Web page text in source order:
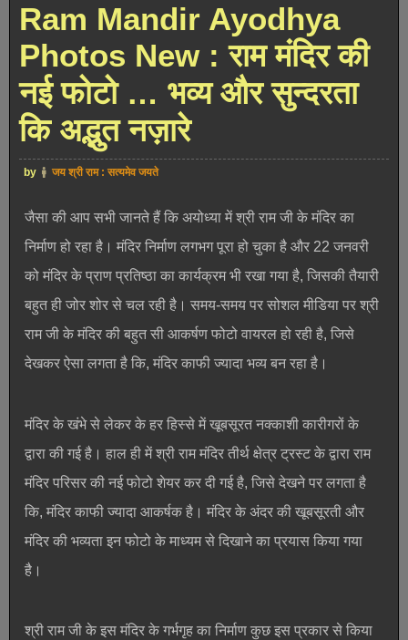
Ram Mandir Ayodhya
Photos New : राम मंदिर की
नई फोटो … भव्य और सुन्दरता
कि अद्भुत नज़ारे
by जय श्री राम : सत्यमेव जयते
जैसा की आप सभी जानते हैं कि अयोध्या में श्री राम जी के मंदिर का
निर्माण हो रहा है। मंदिर निर्माण लगभग पूरा हो चुका है और 22 जनवरी
को मंदिर के प्राण प्रतिष्ठा का कार्यक्रम भी रखा गया है, जिसकी तैयारी
बहुत ही जोर शोर से चल रही है। समय-समय पर सोशल मीडिया पर श्री
राम जी के मंदिर की बहुत सी आकर्षण फोटो वायरल हो रही है, जिसे
देखकर ऐसा लगता है कि, मंदिर काफी ज्यादा भव्य बन रहा है।
मंदिर के खंभे से लेकर के हर हिस्से में खूबसूरत नक्काशी कारीगरों के
द्वारा की गई है। हाल ही में श्री राम मंदिर तीर्थ क्षेत्र ट्रस्ट के द्वारा राम
मंदिर परिसर की नई फोटो शेयर कर दी गई है, जिसे देखने पर लगता है
कि, मंदिर काफी ज्यादा आकर्षक है। मंदिर के अंदर की खूबसूरती और
मंदिर की भव्यता इन फोटो के माध्यम से दिखाने का प्रयास किया गया
है।
श्री राम जी के इस मंदिर के गर्भगृह का निर्माण कुछ इस प्रकार से किया